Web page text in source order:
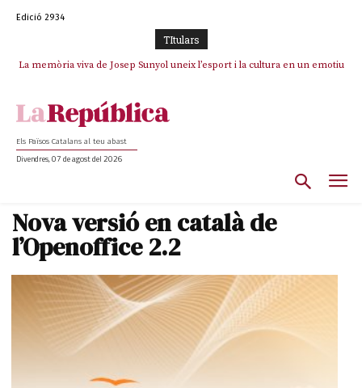
Edició 2934
TItulars
La memòria viva de Josep Sunyol uneix l’esport i la cultura en un emotiu
La “dignitat” a mitges de Marc Puigtió: renuncia a Girona pels àudios però
Els Països Catalans al teu abast
Divendres, 07 de agost del 2026
Nova versió en català de
l’Openoffice 2.2